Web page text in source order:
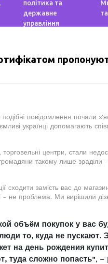
політика та
державне
управління
повідомлення почали
українці допомагають
центри, стали
такому лише зраділи
сходити замість вас до
не проблема. Ми вирішили
объём покупок у вас
то, куда не пускают.
на день рождения
туда сложно попасть", –